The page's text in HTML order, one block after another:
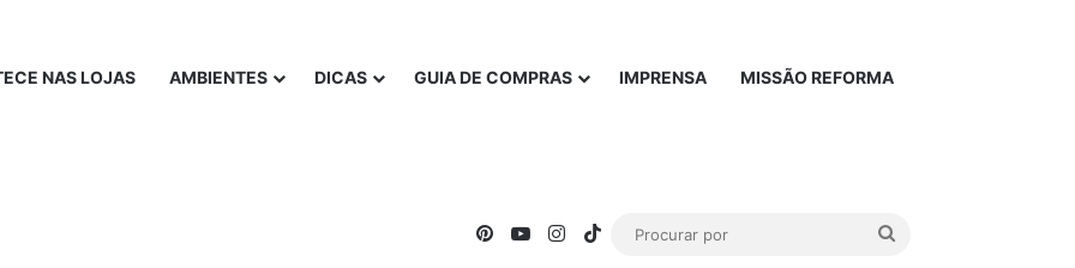
NAS LOJAS AMBIENTES DICAS GUIA DE COMPRAS IMPRENSA MISSÃO REFORMA
PinterestYouTubeInstagram
TikTok